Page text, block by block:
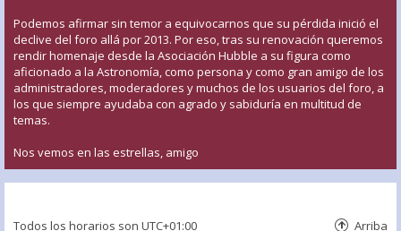
Podemos afirmar sin temor a equivocarnos que su pérdida inició el
declive del foro allá por 2013. Por eso, tras su renovación queremos
rendir homenaje desde la Asociación Hubble a su figura como
aficionado a la Astronomía, como persona y como gran amigo de los
administradores, moderadores y muchos de los usuarios del foro, a
los que siempre ayudaba con agrado y sabiduría en multitud de
temas.
Nos vemos en las estrellas, amigo
Todos los horarios son UTC+01:00 Arriba